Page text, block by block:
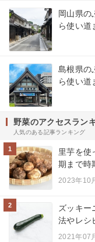
岡山県の
ら使い道
島根県の
ら使い道
野菜のアクセスラン
人気のある記事ランキング
1
里芋を使
期まで時
2023年10
2
ズッキー
法やレシ
2021年07